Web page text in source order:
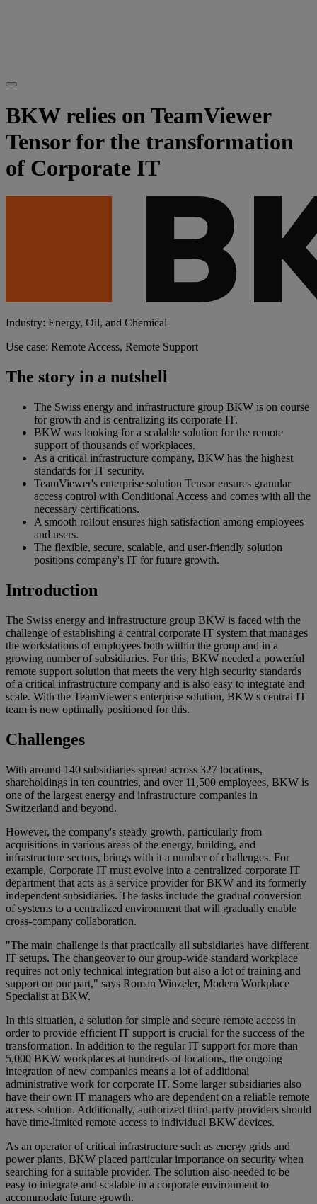
BKW relies on TeamViewer
Tensor for the transformation
of Corporate IT
Industry: Energy, Oil, and Chemical
Use case: Remote Access, Remote Support
The story in a nutshell
The Swiss energy and infrastructure group BKW is on course
for growth and is centralizing its corporate IT.
BKW was looking for a scalable solution for the remote
support of thousands of workplaces.
As a critical infrastructure company, BKW has the highest
standards for IT security.
TeamViewer's enterprise solution Tensor ensures granular
access control with Conditional Access and comes with all the
necessary certifications.
A smooth rollout ensures high satisfaction among employees
and users.
The flexible, secure, scalable, and user-friendly solution
positions company's IT for future growth.
Introduction
The Swiss energy and infrastructure group BKW is faced with the
challenge of establishing a central corporate IT system that manages
the workstations of employees both within the group and in a
growing number of subsidiaries. For this, BKW needed a powerful
remote support solution that meets the very high security standards
of a critical infrastructure company and is also easy to integrate and
scale. With the TeamViewer's enterprise solution, BKW's central IT
team is now optimally positioned for this.
Challenges
With around 140 subsidiaries spread across 327 locations,
shareholdings in ten countries, and over 11,500 employees, BKW is
one of the largest energy and infrastructure companies in
Switzerland and beyond.
However, the company's steady growth, particularly from
acquisitions in various areas of the energy, building, and
infrastructure sectors, brings with it a number of challenges. For
example, Corporate IT must evolve into a centralized corporate IT
department that acts as a service provider for BKW and its formerly
independent subsidiaries. The tasks include the gradual conversion
of systems to a centralized environment that will gradually enable
cross-company collaboration.
"The main challenge is that practically all subsidiaries have different
IT setups. The changeover to our group-wide standard workplace
requires not only technical integration but also a lot of training and
support on our part," says Roman Winzeler, Modern Workplace
Specialist at BKW.
In this situation, a solution for simple and secure remote access in
order to provide efficient IT support is crucial for the success of the
transformation. In addition to the regular IT support for more than
5,000 BKW workplaces at hundreds of locations, the ongoing
integration of new companies means a lot of additional
administrative work for corporate IT. Some larger subsidiaries also
have their own IT managers who are dependent on a reliable remote
access solution. Additionally, authorized third-party providers should
have time-limited remote access to individual BKW devices.
As an operator of critical infrastructure such as energy grids and
power plants, BKW placed particular importance on security when
searching for a suitable provider. The solution also needed to be
easy to integrate and scalable in a corporate environment to
accommodate future growth.